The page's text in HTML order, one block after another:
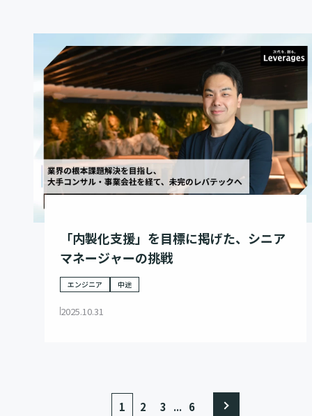
「内製化支援」を目標に掲げた、シニア
マネージャーの挑戦
エンジニア 中途
2025.10.31
1 2 3 ... 6